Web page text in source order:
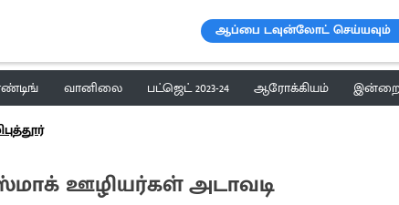
ஆப்பை டவுன்லோட் செய்யவும்
வானிலை பட்ஜெட் 2023-24 ஆரோக்கியம்
ஊழியர்கள் அடாவடி